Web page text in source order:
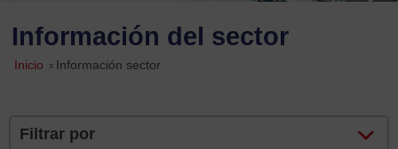
Información del sector
Inicio » Información sector
Filtrar por